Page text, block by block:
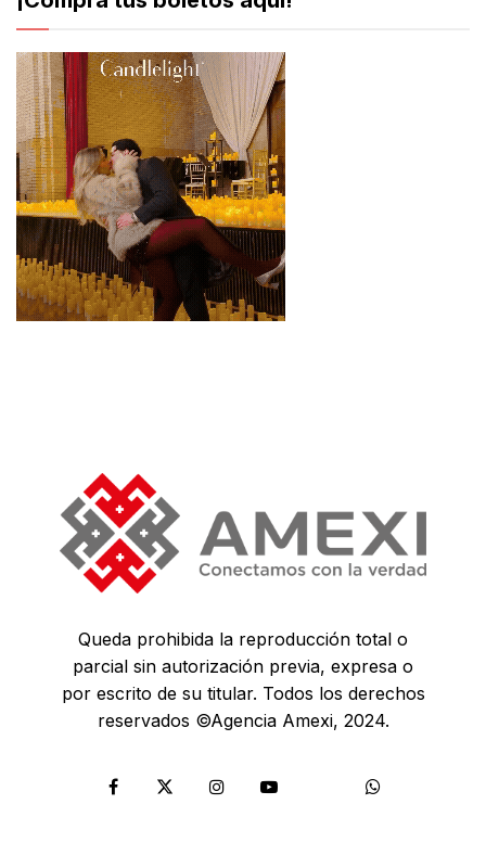
Queda prohibida la reproducción total o
parcial sin autorización previa, expresa o
por escrito de su titular. Todos los derechos
reservados ©Agencia Amexi, 2024.